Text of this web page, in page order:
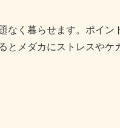
なく暮らせます。ポイン
とメダカにストレスやケ